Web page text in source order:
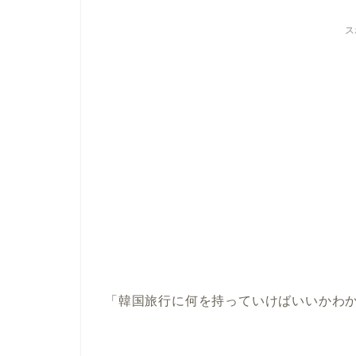
「韓国旅行に何を持っていけばいいかわ